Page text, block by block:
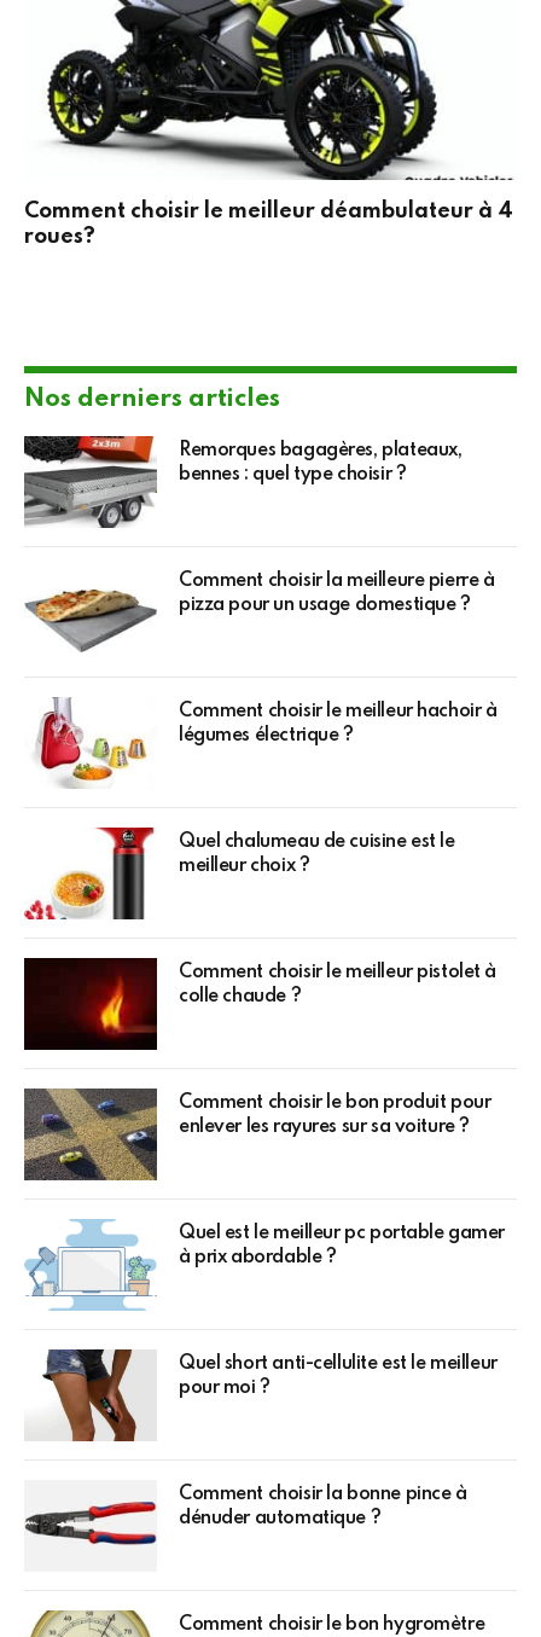
Comment choisir le meilleur déambulateur à 4
roues?
Nos derniers articles
Remorques bagagères, plateaux,
bennes : quel type choisir ?
Comment choisir la meilleure pierre à
pizza pour un usage domestique ?
Comment choisir le meilleur hachoir à
légumes électrique ?
Quel chalumeau de cuisine est le
meilleur choix ?
Comment choisir le meilleur pistolet à
colle chaude ?
Comment choisir le bon produit pour
enlever les rayures sur sa voiture ?
Quel est le meilleur pc portable gamer
à prix abordable ?
Quel short anti-cellulite est le meilleur
pour moi ?
Comment choisir la bonne pince à
dénuder automatique ?
Comment choisir le bon hygromètre